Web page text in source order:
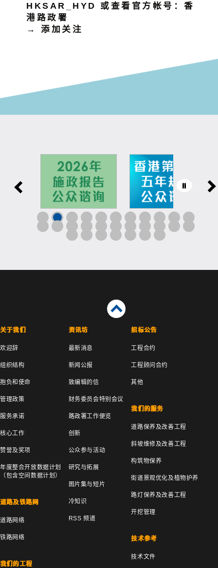
HKSAR_HYD 或查看官方帐号：香
港路政署
→ 添加关注
关于我们
欢迎辞
组织结构
抱负和使命
管理政策
服务承诺
核心工作
赞誉及奖项
年度整合开放数据计划
（包含空间数据计划）
道路及铁路网
道路网络
铁路网络
我们的工程
资讯坊
最新消息
新闻公报
致编辑的信
财务委员会特别会议
路政署工作便览
创新
公众参与活动
研究与拓展
图片集与短片
冷知识
RSS 频道
招标公告
工程合约
工程顾问合约
其他
我们的服务
道路保养及改善工程
斜坡维修及改善工程
构筑物保养
街道景观优化及植物护养
路灯保养及改善工程
开挖管理
技术参考
技术文件